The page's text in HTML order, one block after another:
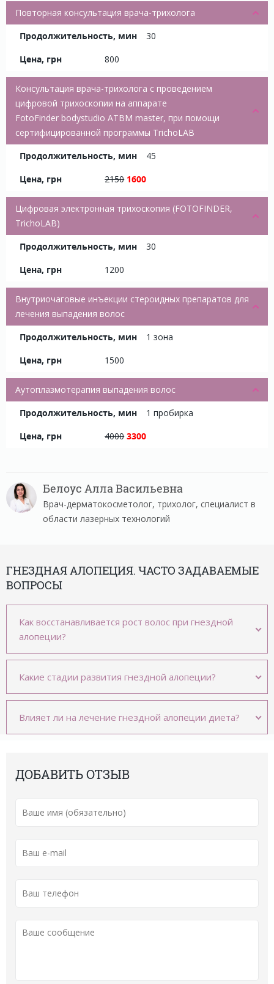
Повторная консультация врача-трихолога
30
800
Консультация врача-трихолога с проведением
цифровой трихоскопии на аппарате
FotoFinder bodystudio ATBM master, при помощи
сертифицированной программы TrichoLAB
45
2150 1600
Цифровая электронная трихоскопия (FOTOFINDER,
TrichoLAB)
30
1200
Внутриочаговые инъекции стероидных препаратов для
лечения выпадения волос
1 зона
1500
Аутоплазмотерапия выпадения волос
1 пробирка
4000 3300
Белоус Алла Васильевна
Врач-дерматокосметолог, трихолог, специалист в
области лазерных технологий
ГНЕЗДНАЯ АЛОПЕЦИЯ. ЧАСТО ЗАДАВАЕМЫЕ
ВОПРОСЫ
Как восстанавливается рост волос при гнездной
алопеции?
Какие стадии развития гнездной алопеции?
Влияет ли на лечение гнездной алопеции диета?
ДОБАВИТЬ ОТЗЫВ